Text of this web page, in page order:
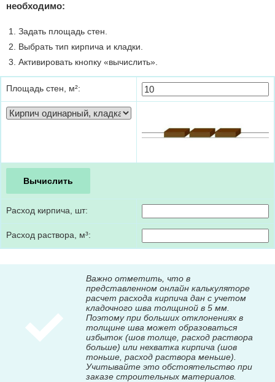
необходимо:
Задать площадь стен.
Выбрать тип кирпича и кладки.
Активировать кнопку «вычислить».
Площадь стен, м²:
Расход кирпича, шт:
Расход раствора, м³:
Важно отметить, что в
представленном онлайн калькуляторе
расчет расхода кирпича дан c учетом
кладочного шва толщиной в 5 мм.
Поэтому при больших отклонениях в
толщине шва может образоваться
избыток (шов толще, расход раствора
больше) или нехватка кирпича (шов
тоньше, расход раствора меньше).
Учитывайте это обстоятельство при
заказе строительных материалов.